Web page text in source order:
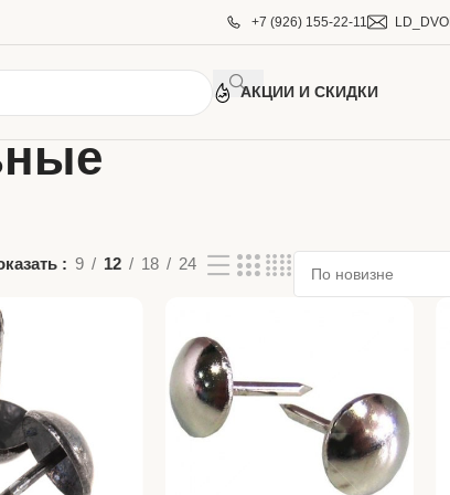
+7 (926) 155-22-11
АКЦИИ И СКИДКИ
9 12 18 24